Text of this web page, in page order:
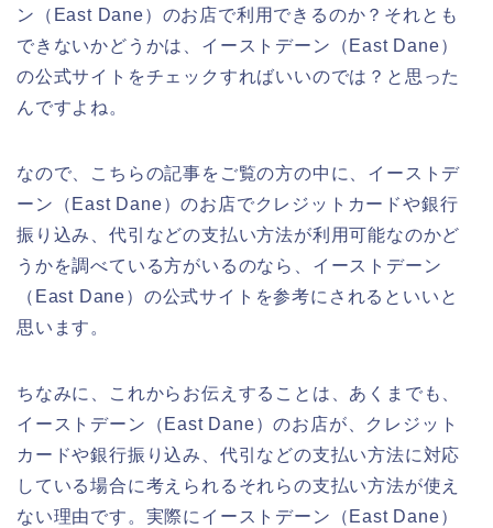
ン（East Dane）のお店で利用できるのか？それとも
できないかどうかは、イーストデーン（East Dane）
の公式サイトをチェックすればいいのでは？と思った
んですよね。
なので、こちらの記事をご覧の方の中に、イーストデ
ーン（East Dane）のお店でクレジットカードや銀行
振り込み、代引などの支払い方法が利用可能なのかど
うかを調べている方がいるのなら、イーストデーン
（East Dane）の公式サイトを参考にされるといいと
思います。
ちなみに、これからお伝えすることは、あくまでも、
イーストデーン（East Dane）のお店が、クレジット
カードや銀行振り込み、代引などの支払い方法に対応
している場合に考えられるそれらの支払い方法が使え
ない理由です。実際にイーストデーン（East Dane）